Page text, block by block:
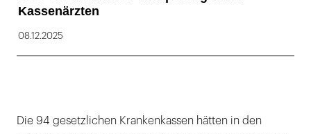
Kassenärzten
08.12.2025
Die 94 gesetzlichen Krankenkassen hätten in den